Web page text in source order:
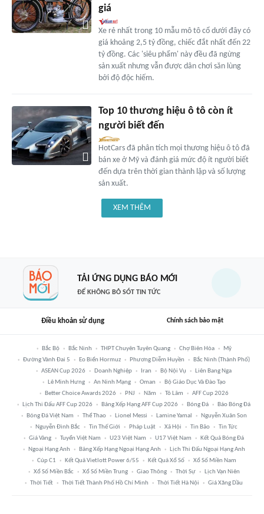
giá
Xe rẻ nhất trong 10 mẫu mô tô cổ dưới đây có
giá khoảng 2,5 tỷ đồng, chiếc đắt nhất đến 22
tỷ đồng. Các 'siêu phẩm' này đều đã ngừng
sản xuất nhưng vẫn được dân chơi săn lùng
bởi độ độc hiếm.
Top 10 thương hiệu ô tô còn ít
người biết đến
HotCars đã phân tích mọi thương hiệu ô tô đã
bán xe ở Mỹ và đánh giá mức độ ít người biết
đến dựa trên thời gian thành lập và số lượng
sản xuất.
XEM THÊM
TẢI ỨNG DỤNG BÁO MỚI
ĐỂ KHÔNG BỎ SÓT TIN TỨC
Điều khoản sử dụng Chính sách bảo mật
Bắc Bộ Bắc Ninh THPT Chuyên Tuyên Quang Chợ Biên Hòa
Mỹ
Đường Vành Đai 5
Eo Biển Hormuz Phương Diễm Huyền
Bắc Ninh (thành Phố)
ASEAN Cup 2026
Doanh Nghiệp Iran Bộ Nội Vụ
Liên Bang Nga
Lê Minh Hưng
An Ninh Mạng Oman
Bộ Giáo Dục Và Đào Tạo
Better Choice Awards 2026
PNJ Năm Tô Lâm
AFF Cup 2026
Lịch Thi Đấu AFF Cup 2026
Bảng Xếp Hạng AFF Cup 2026 Bóng Đá
Báo Bóng Đá
Bóng Đá Việt Nam
Thể Thao Lionel Messi Lamine Yamal
Nguyễn Xuân Son
Nguyễn Đình Bắc
Tin Thế Giới Pháp Luật Xã Hội Tin Bão
Tin Tức
Giá Vàng
Tuyển Việt Nam U23 Việt Nam U17 Việt Nam
Kết Quả Bóng Đá
Ngoại Hạng Anh
Bảng Xếp Hạng Ngoại Hạng Anh
Lịch Thi Đấu Ngoại Hạng Anh
Cúp C1
Kết Quả Vietlott Power 6/55 Kết Quả Xổ Số
Xổ Số Miền Nam
Xổ Số Miền Bắc
Xổ Số Miền Trung Giao Thông Thời Sự
Lịch Vạn Niên
Thời Tiết
Thời Tiết Thành Phố Hồ Chí Minh Thời Tiết Hà Nội Giá Xăng Dầu